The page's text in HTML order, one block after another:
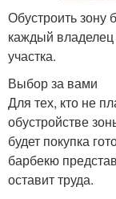
Обустроить зону
каждый
участка.
Выбор за вами
Для тех, кто не
обустройстве
будет покупка
барбекю
оставит труда.